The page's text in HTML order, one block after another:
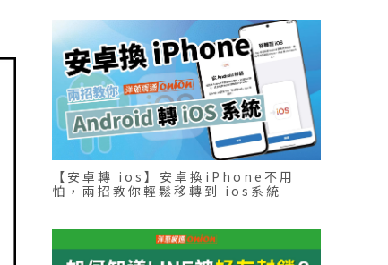
【安卓轉 ios】安卓換iPhone不用
怕，兩招教你輕鬆移轉到 ios系統